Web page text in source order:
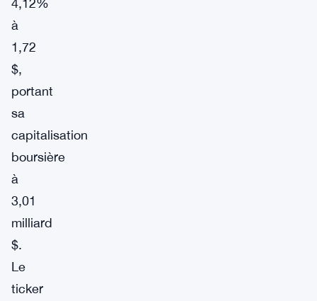
4,12%
à
1,72
$,
portant
sa
capitalisation
boursière
à
3,01
milliard
$.
Le
ticker